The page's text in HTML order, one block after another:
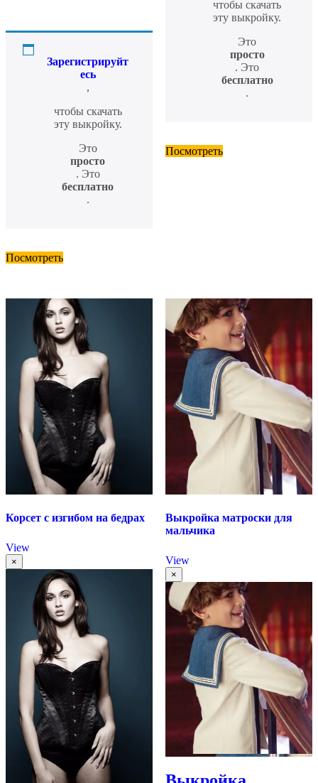
Зарегистрируйт
есь
,
чтобы скачать
эту выкройку.
Это
просто
. Это
бесплатно
.
Посмотреть
чтобы скачать
эту выкройку.
Это
просто
. Это
бесплатно
.
Посмотреть
Корсет с изгибом на бедрах
View
×
Выкройка матроски для
мальчика
View
×